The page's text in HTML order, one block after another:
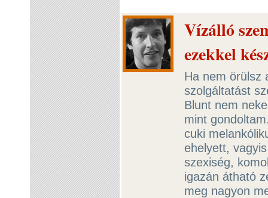
Vízálló
ezekkel
Ha nem örülsz
szolgáltatást
Blunt nem
mint
cuki
ehelyett,
szexiség,
igazán átható
meg nagyon